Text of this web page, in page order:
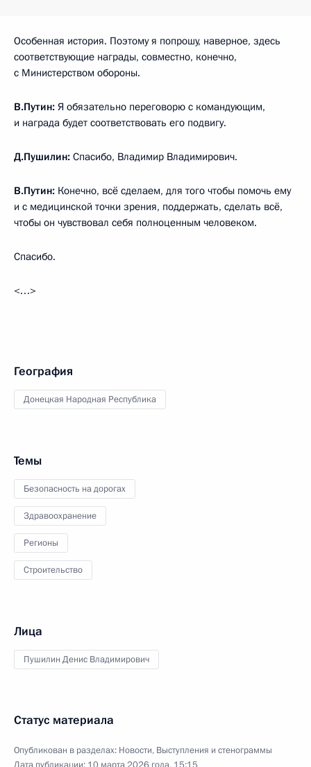
Особенная история. Поэтому я попрошу, наверное, здесь
соответствующие награды, совместно, конечно,
с Министерством обороны.
В.Путин: Я обязательно переговорю с командующим,
и награда будет соответствовать его подвигу.
Д.Пушилин: Спасибо, Владимир Владимирович.
В.Путин: Конечно, всё сделаем, для того чтобы помочь ему
и с медицинской точки зрения, поддержать, сделать всё,
чтобы он чувствовал себя полноценным человеком.
Спасибо.
<…>
География
Донецкая Народная Республика
Темы
Безопасность на дорогах
Здравоохранение
Регионы
Строительство
Лица
Пушилин Денис Владимирович
Статус материала
Опубликован в разделах: Новости, Выступления и стенограммы